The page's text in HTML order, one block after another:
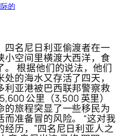
的
四名尼日利亚偷渡者在一
小空间里横渡大西洋，食
。 根据他们的说法，他们
的海水又存活了四天，
利亚港被巴西联邦警察救
公里（3,500 英里）
的旅程突显了一些移民为
而准备冒的风险。 “这对我
经历，”四名尼日利亚人之